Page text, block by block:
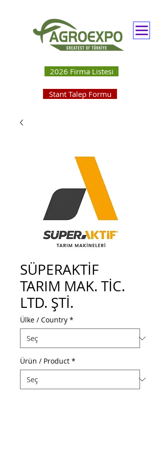
2026 Firma Listesi
Stant Talep Formu
SÜPERAKTİF
TARIM MAK. TİC.
LTD. ŞTİ.
Ülke / Country *
Ürün / Product *